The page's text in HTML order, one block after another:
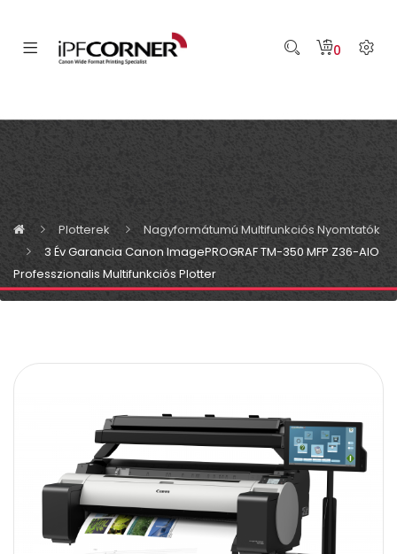
0
Plotterek
Nagyformátumú Multifunkciós Nyomtatók
3 Év Garancia Canon ImagePROGRAF TM-350 MFP Z36-AIO
Professzionalis Multifunkciós Plotter